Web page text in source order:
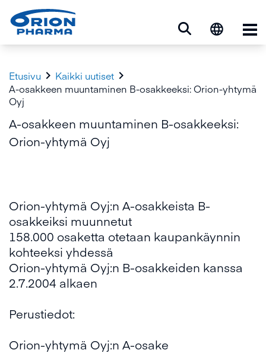
Etusivu  Kaikki uutiset 
A-osakkeen muuntaminen B-osakkeeksi: Orion-yhtymä
Oyj
A-osakkeen muuntaminen B-osakkeeksi:
Orion-yhtymä Oyj
Orion-yhtymä Oyj:n A-osakkeista B-
osakkeiksi muunnetut
158.000 osaketta otetaan kaupankäynnin
kohteeksi yhdessä
Orion-yhtymä Oyj:n B-osakkeiden kanssa
2.7.2004 alkaen
Perustiedot:
Orion-yhtymä Oyj:n A-osake